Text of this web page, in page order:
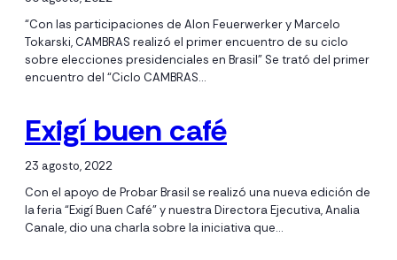
“Con las participaciones de Alon Feuerwerker y Marcelo
Tokarski, CAMBRAS realizó el primer encuentro de su ciclo
sobre elecciones presidenciales en Brasil” Se trató del primer
encuentro del “Ciclo CAMBRAS…
Exigí buen café
23 agosto, 2022
Con el apoyo de Probar Brasil se realizó una nueva edición de
la feria “Exigí Buen Café” y nuestra Directora Ejecutiva, Analia
Canale, dio una charla sobre la iniciativa que…